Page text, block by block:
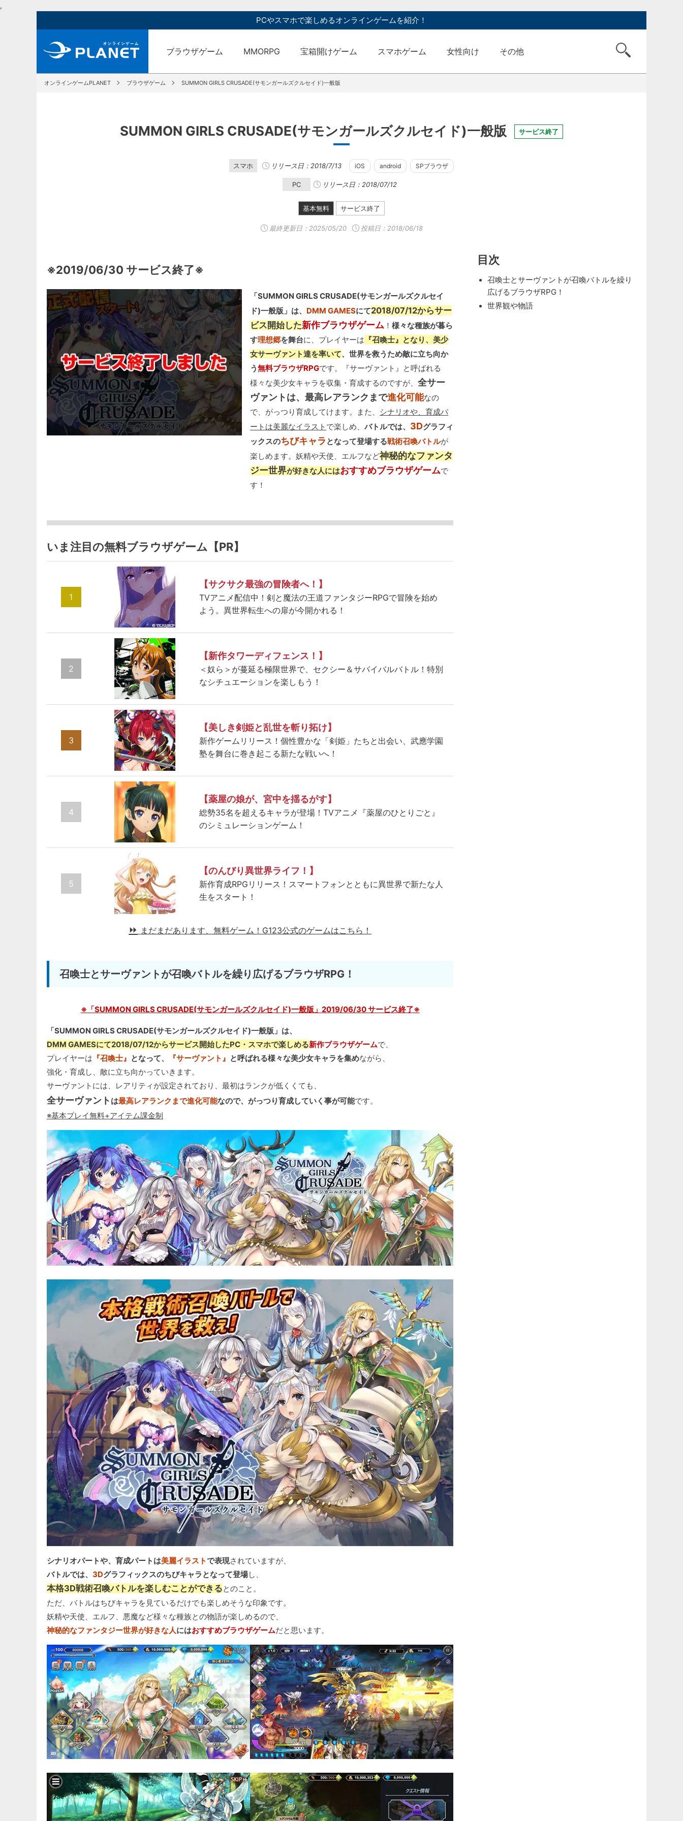
,
PCやスマホで楽しめるオンラインゲームを紹介！
ブラウザゲーム MMORPG 宝箱開けゲーム スマホゲーム 女性向け その他
オンラインゲームPLANET ブラウザゲーム SUMMON GIRLS CRUSADE(サモンガールズクルセイド)一般版
SUMMON GIRLS CRUSADE(サモンガールズクルセイド)一般版 サービス終了
スマホ リリース日：2018/7/13 iOS android SPブラウザ
PC リリース日：2018/07/12
基本無料 サービス終了
最終更新日： 2025/05/20 投稿日：2018/06/18
※2019/06/30 サービス終了※
「SUMMON GIRLS CRUSADE(サモンガールズクルセイ
ド)一般版」は、 DMM GAMESにて2018/07/12からサー
ビス開始した新作ブラウザゲーム ！様々な種族が暮ら
す理想郷を舞台に、プレイヤーは 『召喚士』となり、美少
女サーヴァント達を率いて、世界を救うため敵に立ち向か
う無料ブラウザRPGです。『サーヴァント』と呼ばれる
様々な美少女キャラを収集・育成するのですが、全サー
ヴァントは、最高レアランクまで進化可能なの
で、がっつり育成してけます。また、 シナリオや、育成パ
ートは美麗なイラスト で楽しめ、バトルでは、 3Dグラフィ
ックスのちびキャラ となって登場する戦術召喚バトルが
楽しめます。妖精や天使、エルフなど神秘的なファンタ
ジー世界が好きな人にはおすすめブラウザゲームで
す！
いま注目の無料ブラウザゲーム【PR】
1
【サクサク最強の冒険者へ！】
TVアニメ配信中！剣と魔法の王道ファンタジーRPGで冒険を始め
よう。異世界転生への扉が今開かれる！
2
【新作タワーディフェンス！】
＜奴ら＞が蔓延る極限世界で、セクシー＆サバイバルバトル！特別
なシチュエーションを楽しもう！
3
【美しき剣姫と乱世を斬り拓け】
新作ゲームリリース！個性豊かな「剣姫」たちと出会い、武應学園
塾を舞台に巻き起こる新たな戦いへ！
4
【薬屋の娘が、宮中を揺るがす】
総勢35名を超えるキャラが登場！TVアニメ『薬屋のひとりごと』
のシミュレーションゲーム！
5
【のんびり異世界ライフ！】
新作育成RPGリリース！スマートフォンとともに異世界で新たな人
生をスタート！
まだまだあります、無料ゲーム！ G123公式のゲームはこちら！
召喚士とサーヴァントが召喚バトルを繰り広げるブラウザRPG！
※「SUMMON GIRLS CRUSADE(サモンガールズクルセイド)一般版」2019/06/30 サービス終了※
「SUMMON GIRLS CRUSADE(サモンガールズクルセイド)一般版」は、
DMM GAMESにて2018/07/12からサービス開始したPC・スマホで楽しめる新作ブラウザゲームで、
プレイヤーは 『召喚士』 となって、 『サーヴァント』 と呼ばれる様々な美少女キャラを集めながら、
強化・育成し、敵に立ち向かっていきます。
サーヴァントには、レアリティが設定されており、最初はランクが低くくても、
全サーヴァント は最高レアランクまで進化可能なので、がっつり育成していく事が可能です。
※基本プレイ無料+アイテム課金制
シナリオパートや、育成パートは美麗イラストで表現されていますが、
バトルでは、 3Dグラフィックスのちびキャラとなって登場し、
本格3D戦術召喚バトルを楽しむことができるとのこと。
ただ、バトルはちびキャラを見ているだけでも楽しめそうな印象です。
妖精や天使、エルフ、悪魔など様々な種族との物語が楽しめるので、
神秘的なファンタジー世界が好きな人にはおすすめブラウザゲームだと思います。
目次
召喚士とサーヴァントが召喚バトルを繰り
広げるブラウザRPG！
世界観や物語